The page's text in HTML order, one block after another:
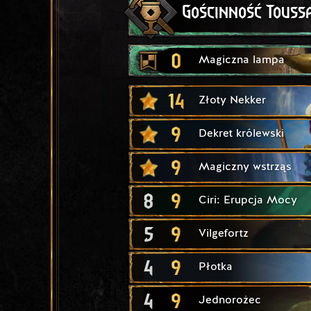
Gościnność
0 Magiczna lampa
14 Złoty Nekker
9 Dekret królewski
9 Magiczny wstrząs
8 9 Ciri: Erupcja Mocy
5 9 Vilgefortz
4 9 Płotka
4 9 Jednorożec